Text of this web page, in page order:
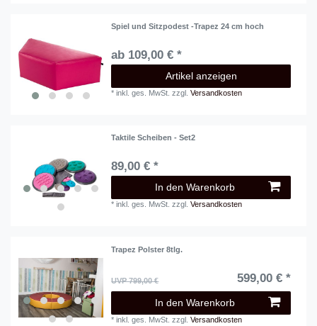
Spiel und Sitzpodest -Trapez 24 cm hoch
ab 109,00 € *
Artikel anzeigen
*inkl. ges. MwSt. zzgl.Versandkosten
Taktile Scheiben - Set2
89,00 € *
In den Warenkorb
*inkl. ges. MwSt. zzgl.Versandkosten
Trapez Polster 8tlg.
UVP 799,00 € 599,00 € *
In den Warenkorb
*inkl. ges. MwSt. zzgl.Versandkosten